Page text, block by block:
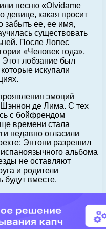
песню «Olvídame
девице, какая просит
забыть ее, ее имя,
существовать
После Лопес
«Человек года»,
лобзание был
искупали
эмоций
де Лима. С тех
с бойфрендом
времени стала
недавно огласили
Энтони разрешил
альбома
не оставляют
и родители
вместе.